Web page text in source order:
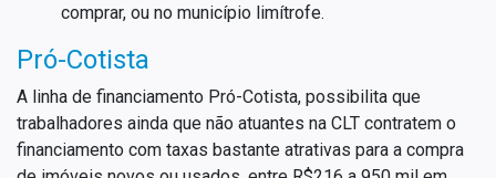
comprar, ou no município limítrofe.
Pró-Cotista
A linha de financiamento Pró-Cotista, possibilita que
trabalhadores ainda que não atuantes na CLT contratem o
financiamento com taxas bastante atrativas para a compra